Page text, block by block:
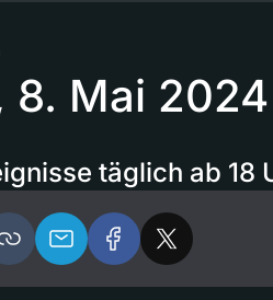
8. Mai 2024
täglich ab 18